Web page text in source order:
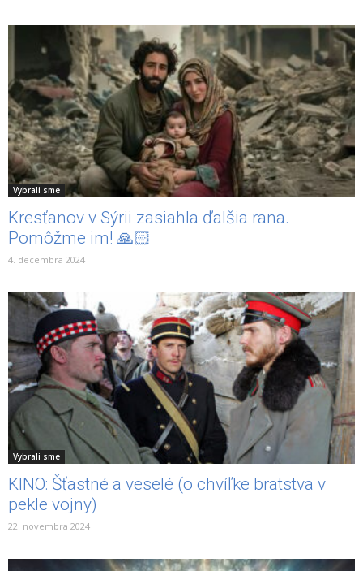
Vybrali sme
Kresťanov v Sýrii zasiahla ďalšia rana.
Pomôžme im! 🙏🏻
4. decembra 2024
Vybrali sme
KINO: Šťastné a veselé (o chvíľke bratstva v
pekle vojny)
22. novembra 2024